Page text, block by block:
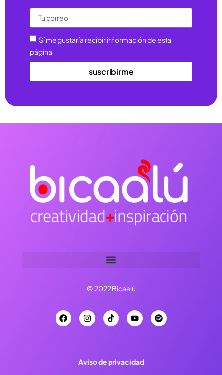
Sí me gustaría recibir información de esta
página
suscribirme
© 2022 Bicaalú
Aviso de privacidad